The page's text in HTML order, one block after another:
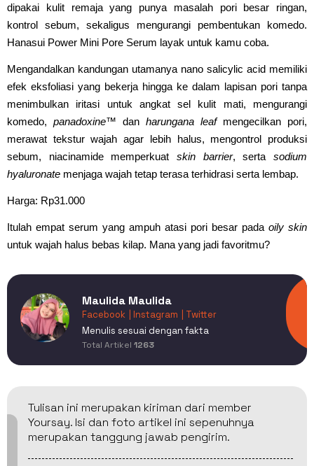
dipakai kulit remaja yang punya masalah pori besar ringan,
kontrol sebum, sekaligus mengurangi pembentukan komedo.
Hanasui Power Mini Pore Serum layak untuk kamu coba.
Mengandalkan kandungan utamanya nano salicylic acid memiliki
efek eksfoliasi yang bekerja hingga ke dalam lapisan pori tanpa
menimbulkan iritasi untuk angkat sel kulit mati, mengurangi
komedo, panadoxine™ dan harungana leafmengecilkan pori,
merawat tekstur wajah agar lebih halus, mengontrol produksi
sebum, niacinamide memperkuat skin barrier, sertasodium
hyaluronate menjaga wajah tetap terasa terhidrasi serta lembap.
Harga: Rp31.000
Itulah empat serum yang ampuh atasi pori besar pada oily skin
untuk wajah halus bebas kilap. Mana yang jadi favoritmu?
Maulida Maulida
Facebook | Instagram
| Twitter
Menulis sesuai dengan fakta
Total Artikel 1263
Tulisan ini merupakan kiriman dari member
Yoursay. Isi dan foto artikel ini sepenuhnya
merupakan tanggung jawab pengirim.